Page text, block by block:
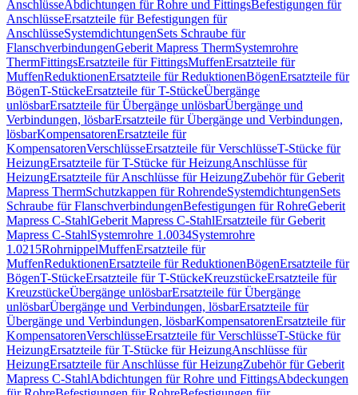
AnschlüsseAbdichtungen für Rohre und FittingsBefestigungen für
AnschlüsseErsatzteile für Befestigungen für
AnschlüsseSystemdichtungenSets Schraube für
FlanschverbindungenGeberit Mapress ThermSystemrohre
ThermFittingsErsatzteile für FittingsMuffenErsatzteile für
MuffenReduktionenErsatzteile für ReduktionenBögenErsatzteile für
BögenT-StückeErsatzteile für T-StückeÜbergänge
unlösbarErsatzteile für Übergänge unlösbarÜbergänge und
Verbindungen, lösbarErsatzteile für Übergänge und Verbindungen,
lösbarKompensatorenErsatzteile für
KompensatorenVerschlüsseErsatzteile für VerschlüsseT-Stücke für
HeizungErsatzteile für T-Stücke für HeizungAnschlüsse für
HeizungErsatzteile für Anschlüsse für HeizungZubehör für Geberit
Mapress ThermSchutzkappen für RohrendeSystemdichtungenSets
Schraube für FlanschverbindungenBefestigungen für RohreGeberit
Mapress C-StahlGeberit Mapress C-StahlErsatzteile für Geberit
Mapress C-StahlSystemrohre 1.0034Systemrohre
1.0215RohrnippelMuffenErsatzteile für
MuffenReduktionenErsatzteile für ReduktionenBögenErsatzteile für
BögenT-StückeErsatzteile für T-StückeKreuzstückeErsatzteile für
KreuzstückeÜbergänge unlösbarErsatzteile für Übergänge
unlösbarÜbergänge und Verbindungen, lösbarErsatzteile für
Übergänge und Verbindungen, lösbarKompensatorenErsatzteile für
KompensatorenVerschlüsseErsatzteile für VerschlüsseT-Stücke für
HeizungErsatzteile für T-Stücke für HeizungAnschlüsse für
HeizungErsatzteile für Anschlüsse für HeizungZubehör für Geberit
Mapress C-StahlAbdichtungen für Rohre und FittingsAbdeckungen